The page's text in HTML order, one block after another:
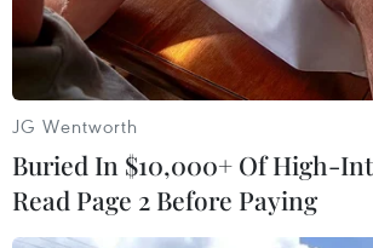
JG Wentworth
Buried In $10,000+ Of High-
Read Page 2 Before Paying